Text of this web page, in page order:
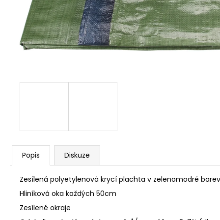
Popis Diskuze
Zesílená polyetylenová krycí plachta v zelenomodré
Hliníková oka každých 50cm
Zesílené okraje
NÝT DUTÝ DVOJDÍLNÝ 3,5X10 NIKL
2 Kč